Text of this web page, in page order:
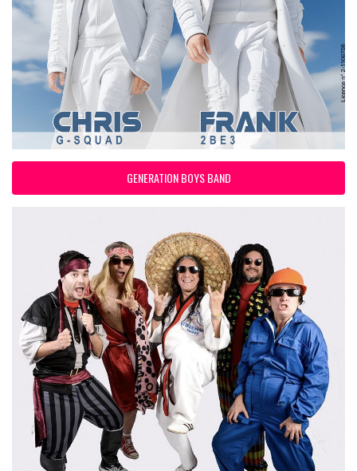
GENERATION BOYS BAND